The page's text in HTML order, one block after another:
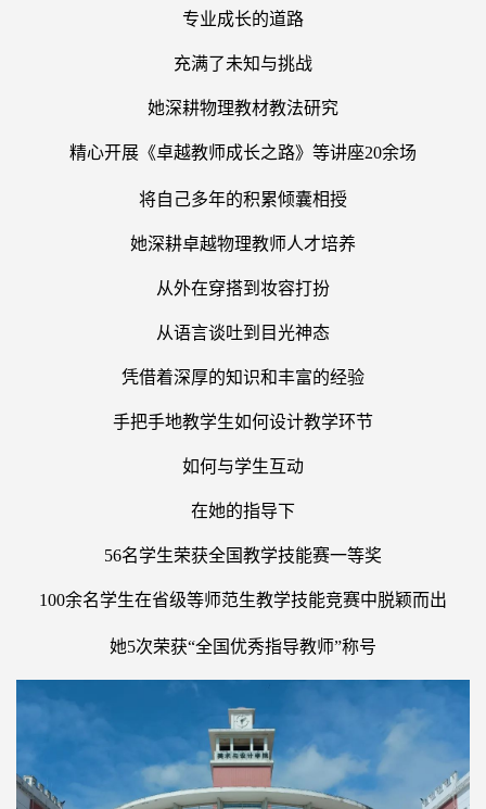
专业成长的道路
充满了未知与挑战
她深耕物理教材教法研究
精心开展《卓越教师成长之路》等讲座20余场
将自己多年的积累倾囊相授
她深耕卓越物理教师人才培养
从外在穿搭到妆容打扮
从语言谈吐到目光神态
凭借着深厚的知识和丰富的经验
手把手地教学生如何设计教学环节
如何与学生互动
在她的指导下
56名学生荣获全国教学技能赛一等奖
100余名学生在省级等师范生教学技能竞赛中脱颖而出
她5次荣获“全国优秀指导教师”称号